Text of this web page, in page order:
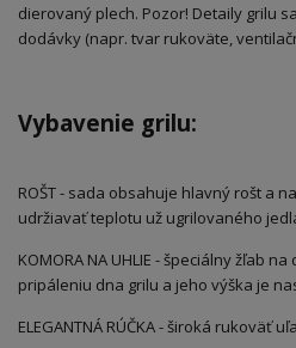
dierovaný plech. Pozor! Detaily grilu
dodávky (napr. tvar rukoväte,
Vybavenie grilu:
ROŠT - sada obsahuje hlavný rošt a
udržiavať teplotu už ugrilovaného
KOMORA NA UHLIE - špeciálny žľab
pripáleniu dna grilu a jeho výška je
ELEGANTNÁ RÚČKA - široká rukoväť